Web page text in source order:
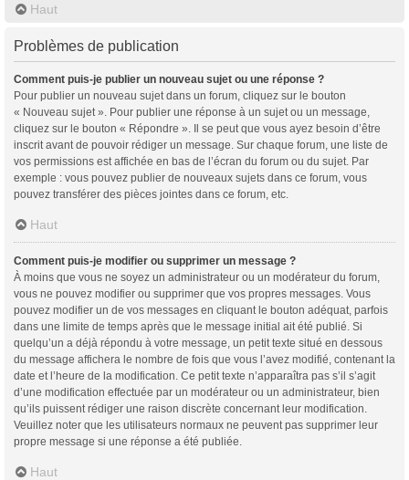
Haut
Problèmes de publication
Comment puis-je publier un nouveau sujet ou une réponse ?
Pour publier un nouveau sujet dans un forum, cliquez sur le bouton
« Nouveau sujet ». Pour publier une réponse à un sujet ou un message,
cliquez sur le bouton « Répondre ». Il se peut que vous ayez besoin d’être
inscrit avant de pouvoir rédiger un message. Sur chaque forum, une liste de
vos permissions est affichée en bas de l’écran du forum ou du sujet. Par
exemple : vous pouvez publier de nouveaux sujets dans ce forum, vous
pouvez transférer des pièces jointes dans ce forum, etc.
Haut
Comment puis-je modifier ou supprimer un message ?
À moins que vous ne soyez un administrateur ou un modérateur du forum,
vous ne pouvez modifier ou supprimer que vos propres messages. Vous
pouvez modifier un de vos messages en cliquant le bouton adéquat, parfois
dans une limite de temps après que le message initial ait été publié. Si
quelqu’un a déjà répondu à votre message, un petit texte situé en dessous
du message affichera le nombre de fois que vous l’avez modifié, contenant la
date et l’heure de la modification. Ce petit texte n’apparaîtra pas s’il s’agit
d’une modification effectuée par un modérateur ou un administrateur, bien
qu’ils puissent rédiger une raison discrète concernant leur modification.
Veuillez noter que les utilisateurs normaux ne peuvent pas supprimer leur
propre message si une réponse a été publiée.
Haut